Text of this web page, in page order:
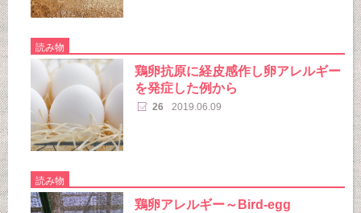
読み物
鶏卵抗原に経皮感作し卵アレルギー
を発症した例から
26 2019.06.09
読み物
鶏卵アレルギー～Bird-egg